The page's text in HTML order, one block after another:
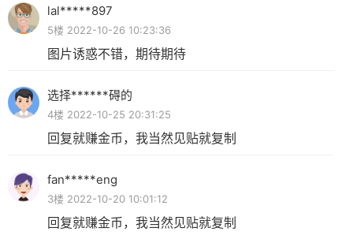
lal*****897
5楼 2022-10-26 10:23:36
图片诱惑不错，期待期待
选择******碍的
4楼 2022-10-25 20:31:25
回复就赚金币，我当然见贴就复制
fan*****eng
3楼 2022-10-20 10:01:12
回复就赚金币，我当然见贴就复制